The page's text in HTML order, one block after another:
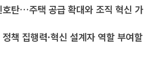
탄…주택 공급 확대와 조직 혁신 가
책 집행력·혁신 설계자 역할 부여할